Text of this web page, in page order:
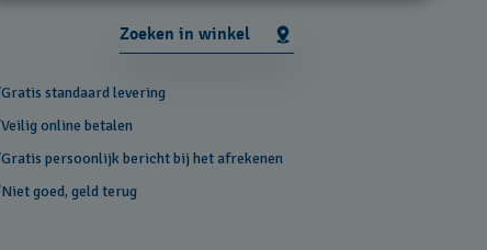
Zoeken in winkel
Gratis standaard levering
Veilig online betalen
Gratis persoonlijk bericht bij het afrekenen
Niet goed, geld terug